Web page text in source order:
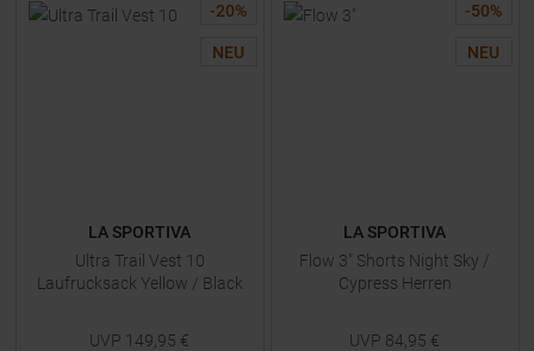
-20%
NEU
LA SPORTIVA
Ultra Trail Vest 10
Laufrucksack Yellow / Black
UVP 149,95 €
-50%
NEU
LA SPORTIVA
Flow 3" Shorts Night Sky /
Cypress Herren
UVP 84,95 €